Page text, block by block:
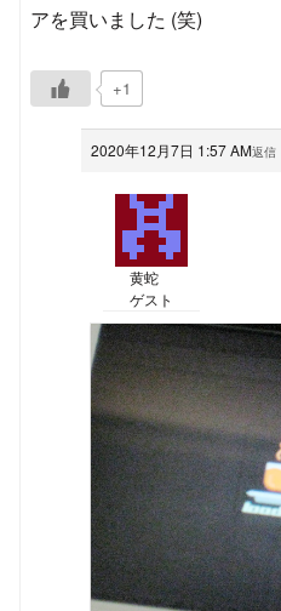
アを買いました (笑)
+1
2020年12月7日 1:57 AM返信
黄蛇
ゲスト